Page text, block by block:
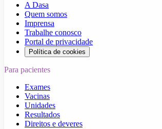
A Dasa
Quem somos
Imprensa
Trabalhe conosco
Portal de privacidade
Política de cookies
Para pacientes
Exames
Vacinas
Unidades
Resultados
Direitos e deveres